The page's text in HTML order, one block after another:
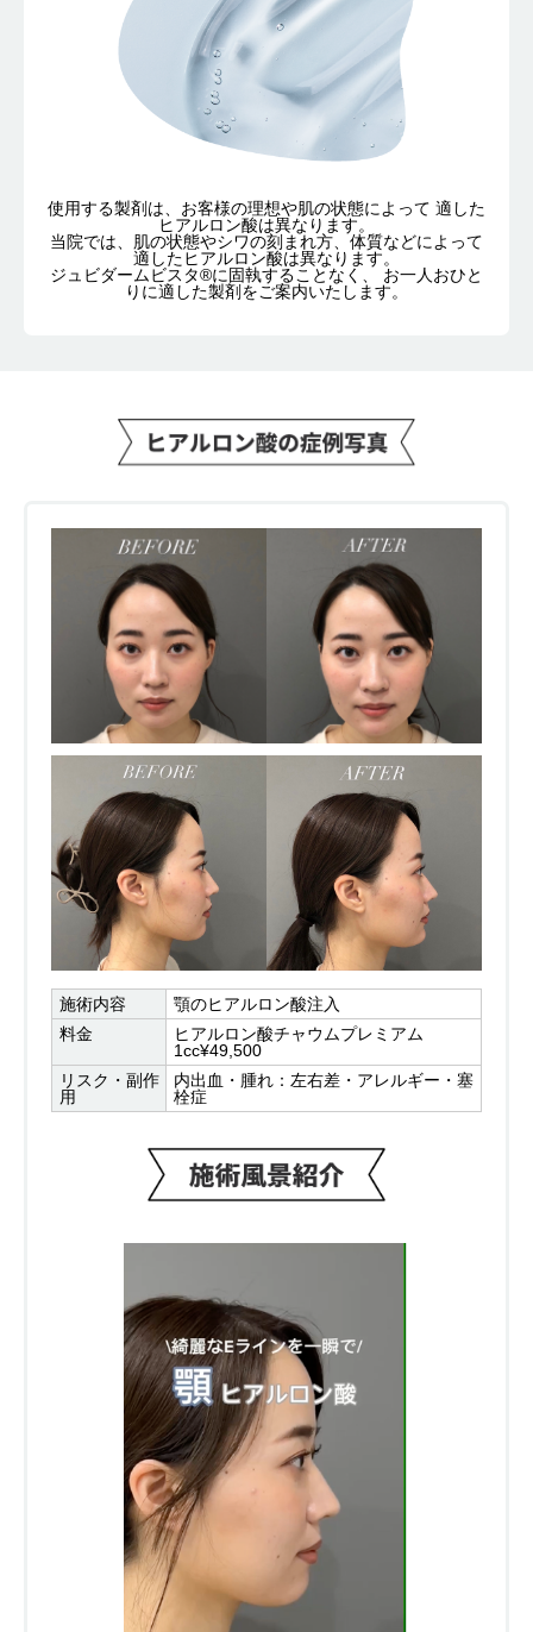
使用する製剤は、お客様の理想や肌の状態によって 適した
ヒアルロン酸は異なります。
当院では、肌の状態やシワの刻まれ方、体質などによって
適したヒアルロン酸は異なります。
ジュビダームビスタ®に固執することなく、 お一人おひと
りに適した製剤をご案内いたします。
施術内容
顎のヒアルロン酸注入
料金
ヒアルロン酸チャウムプレミアム
1cc¥49,500
リスク・副作
用
内出血・腫れ：左右差・アレルギー・塞
栓症